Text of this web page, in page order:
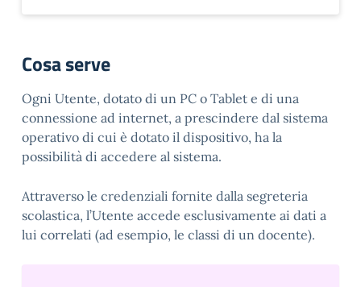
Cosa serve
Ogni Utente, dotato di un PC o Tablet e di una
connessione ad internet, a prescindere dal sistema
operativo di cui è dotato il dispositivo, ha la
possibilità di accedere al sistema.
Attraverso le credenziali fornite dalla segreteria
scolastica, l’Utente accede esclusivamente ai dati a
lui correlati (ad esempio, le classi di un docente).